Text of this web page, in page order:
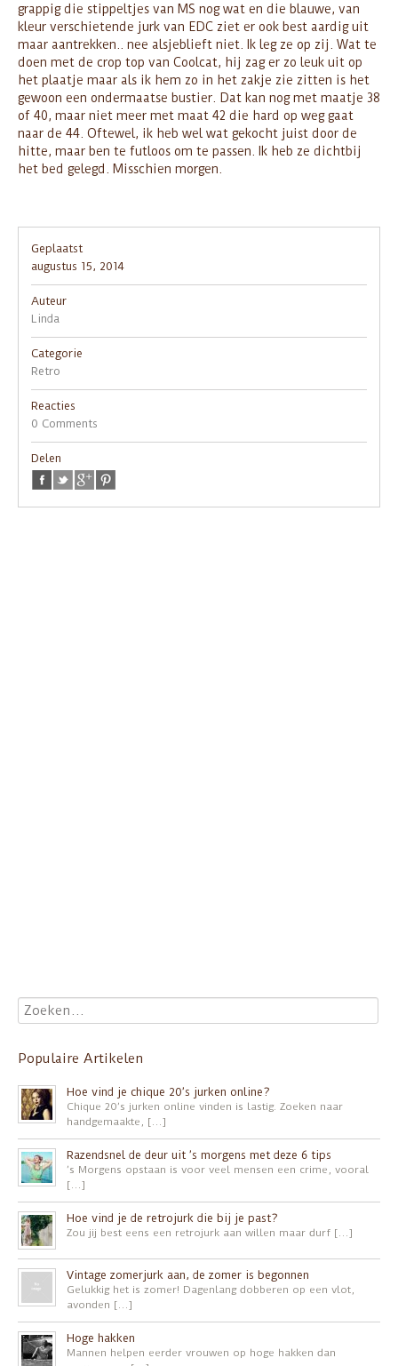
grappig die stippeltjes van MS nog wat en die blauwe, van
kleur verschietende jurk van EDC ziet er ook best aardig uit
maar aantrekken.. nee alsjeblieft niet. Ik leg ze op zij. Wat te
doen met de crop top van Coolcat, hij zag er zo leuk uit op
het plaatje maar als ik hem zo in het zakje zie zitten is het
gewoon een ondermaatse bustier. Dat kan nog met maatje 38
of 40, maar niet meer met maat 42 die hard op weg gaat
naar de 44. Oftewel, ik heb wel wat gekocht juist door de
hitte, maar ben te futloos om te passen. Ik heb ze dichtbij
het bed gelegd. Misschien morgen.
Geplaatst
augustus 15, 2014
Auteur
Linda
Categorie
Retro
Reacties
0 Comments
Delen
Populaire Artikelen
Hoe vind je chique 20’s jurken online?
Chique 20’s jurken online vinden is lastig. Zoeken naar
handgemaakte, […]
Razendsnel de deur uit ’s morgens met deze 6 tips
’s Morgens opstaan is voor veel mensen een crime, vooral
[…]
Hoe vind je de retrojurk die bij je past?
Zou jij best eens een retrojurk aan willen maar durf […]
Vintage zomerjurk aan, de zomer is begonnen
Gelukkig het is zomer! Dagenlang dobberen op een vlot,
avonden […]
Hoge hakken
Mannen helpen eerder vrouwen op hoge hakken dan